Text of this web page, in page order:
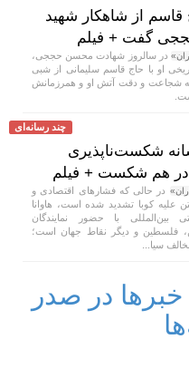
قاسم از شاهکار شهید
گفت + فیلم
در سالروز شهادت محسن حججی،
او با حاج قاسم سلیمانی از شبی
شجاعت و دقت آتش او و همرزمانش
چند رسانه‌ای
شکست‌ناپذیری
در هم شکست + فیلم
در حالی که فشار‌های اقتصادی و
علیه کوبا تشدید شده است، هاوانا
بین‌المللی با حضور نمایندگان
فلسطین و دیگر نقاط جهان است؛
سیا...
در صدر